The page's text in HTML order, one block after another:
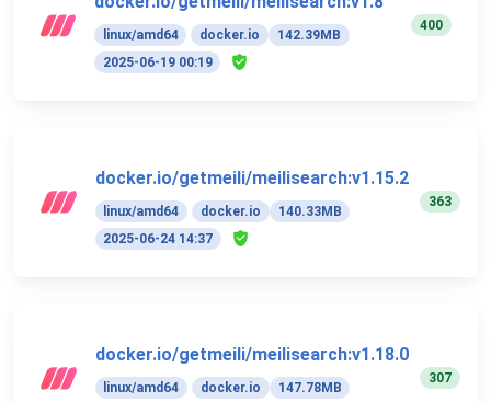
linux/amd64 docker.io
142.39MB
2025-06-19 00:19
400
docker.io/getmeili/meilisearch:v1.15.2
linux/amd64 docker.io
140.33MB
2025-06-24 14:37
363
docker.io/getmeili/meilisearch:v1.18.0
linux/amd64 docker.io
147.78MB
307